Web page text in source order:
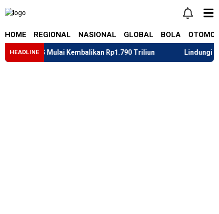
HOME REGIONAL NASIONAL GLOBAL BOLA
HEADLINE
Kembalikan Rp1.790 Triliun Lindungi Generasi Muda